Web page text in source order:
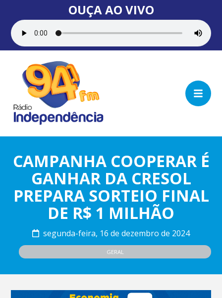
OUÇA AO VIVO
CAMPANHA COOPERAR É
GANHAR DA CRESOL
PREPARA SORTEIO FINAL
DE R$ 1 MILHÃO
segunda-feira, 16 de dezembro de 2024
GERAL